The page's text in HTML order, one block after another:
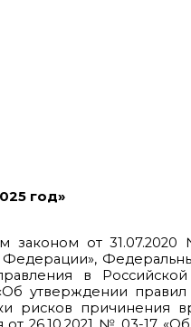
год»
законом от
Федерации»,
в
утверждении правил
рисков причинения